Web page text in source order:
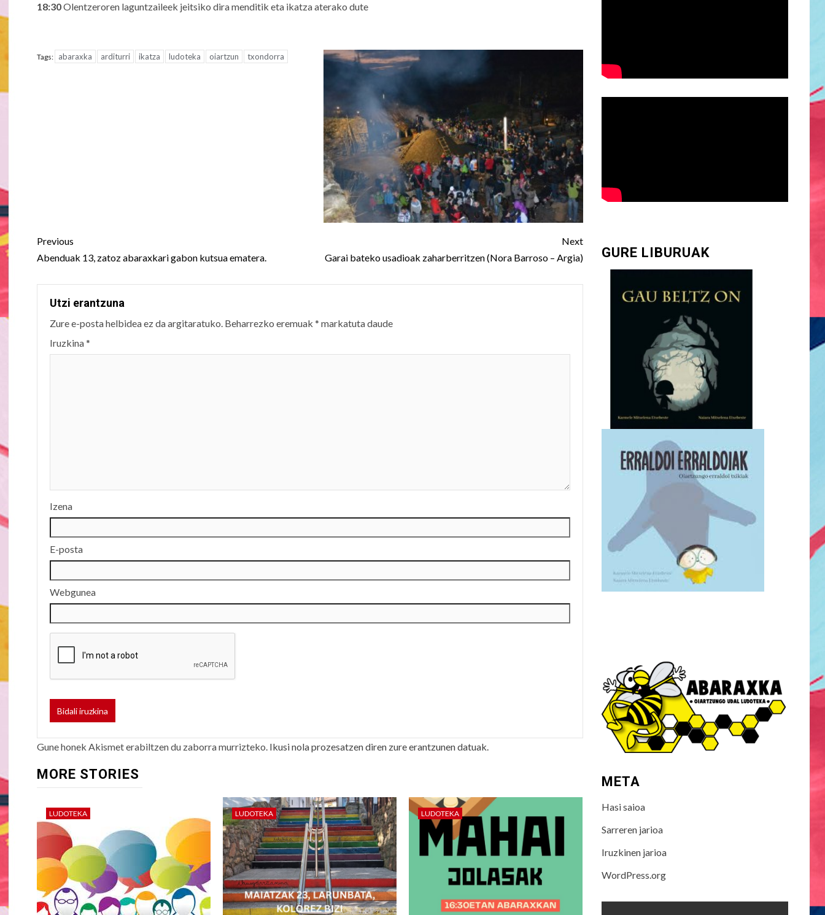
18:30Olentzeroren laguntzaileek jeitsiko dira menditik eta ikatza aterako dute
Tags: abaraxka arditurri ikatza ludoteka oiartzun txondorra
Previous
Abenduak 13, zatoz abaraxkari gabon kutsua ematera.
Next
Garai bateko usadioak zaharberritzen (Nora Barroso – Argia)
Utzi erantzuna
Zure e-posta helbidea ez da argitaratuko. Beharrezko eremuak * markatuta daude
Iruzkina*
Izena
E-posta
Webgunea
Gune honek Akismet erabiltzen du zaborra murrizteko. Ikusi nola prozesatzen diren zure erantzunen datuak.
MORE STORIES
LUDOTEKA LUDOTEKA LUDOTEKA
GURE LIBURUAK
META
Hasi saioa
Sarreren jarioa
Iruzkinen jarioa
WordPress.org